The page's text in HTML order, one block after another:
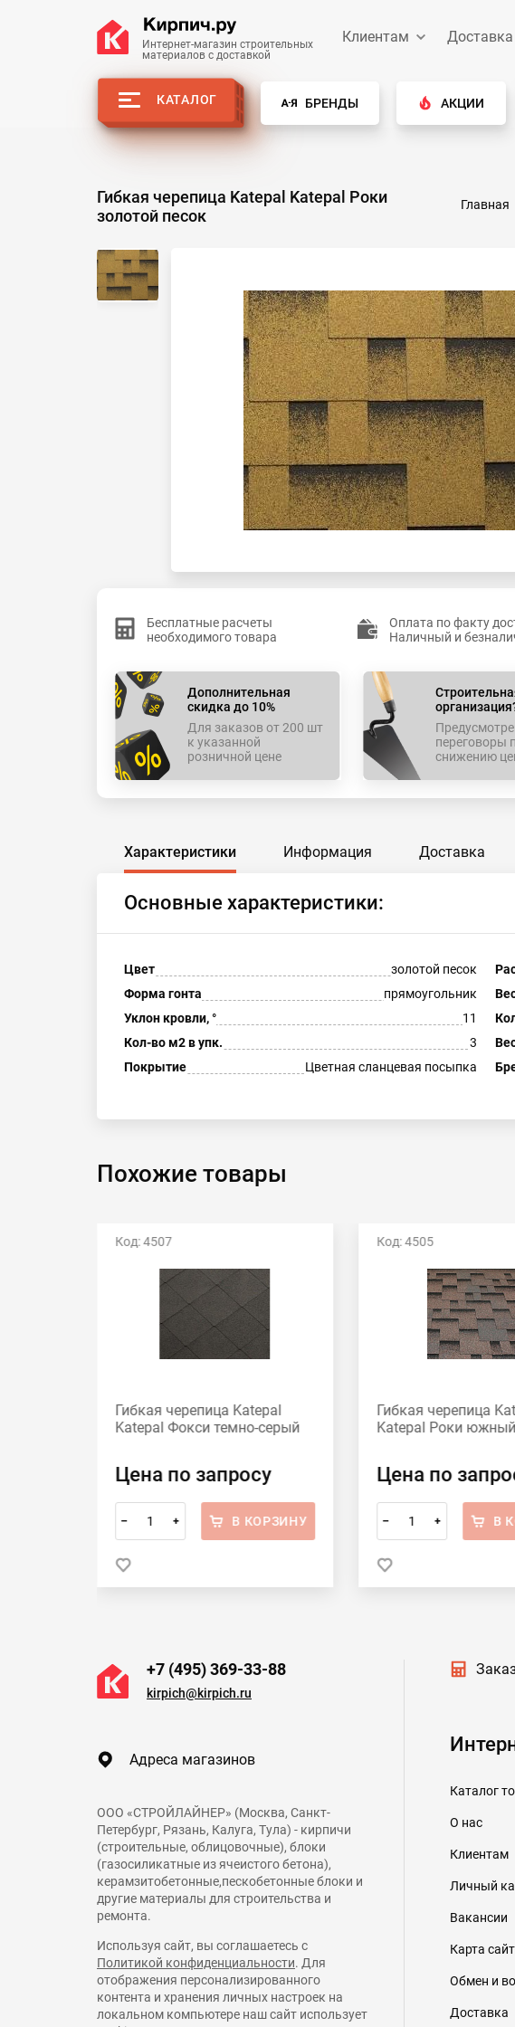
Интернет-магазин строительных
материалов с доставкой
Клиентам Доставка
КАТАЛОГ БРЕНДЫ АКЦИИ
Гибкая черепица Katepal Katepal Роки
золотой песок
Главная
Бесплатные расчеты
необходимого товара
Оплата по факту
Наличный и
Дополнительная
скидка до 10%
Для заказов от 200 шт
к указанной
розничной цене
переговоры
снижению
Характеристики Информация Доставка
Основные характеристики:
Цвет золотой песок
Форма гонта
прямоугольник
Уклон кровли, °
11
Кол-во м2 в упк.
3
Покрытие
Цветная сланцевая посыпка
Похожие товары
Код: 4507
Гибкая черепица Katepal
Katepal Фокси темно-серый
Цена по запросу
– + В КОРЗИНУ
Код: 4505
Гибкая черепица
Katepal Роки
Цена по
– + В
+7 (495) 369-33-88
kirpich@kirpich.ru
Адреса магазинов
ООО «СТРОЙЛАЙНЕР» (Москва, Санкт-
Петербург, Рязань, Калуга, Тула) - кирпичи
(строительные, облицовочные), блоки
(газосиликатные из ячеистого бетона),
керамзитобетонные,пескобетонные блоки и
другие материалы для строительства и
ремонта.
Используя сайт, вы соглашаетесь с
Политикой конфиденциальности. Для
отображения персонализированного
контента и хранения личных настроек на
локальном компьютере наш сайт использует
Каталог
О нас
Клиентам
Личный
Вакансии
Карта
Обмен и
Доставка